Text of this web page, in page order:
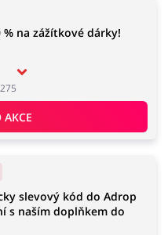
Turistika a cestování
% na zážítkové dárky!
275
AKCE
slevový kód do Adrop
s naším doplňkem do